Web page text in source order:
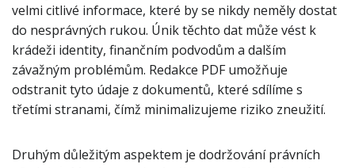
velmi citlivé informace, které by se nikdy neměly dostat
do nesprávných rukou. Únik těchto dat může vést k
krádeži identity, finančním podvodům a dalším
závažným problémům. Redakce PDF umožňuje
odstranit tyto údaje z dokumentů, které sdílíme s
třetími stranami, čímž minimalizujeme riziko zneužití.
Druhým důležitým aspektem je dodržování právních